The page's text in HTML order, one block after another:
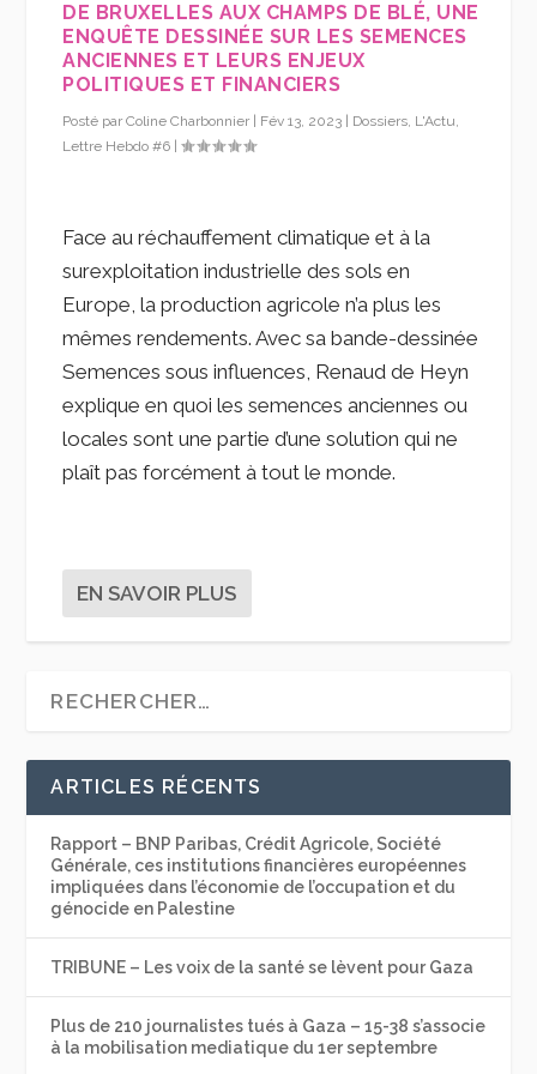
DE BRUXELLES AUX CHAMPS DE BLÉ, UNE
ENQUÊTE DESSINÉE SUR LES SEMENCES
ANCIENNES ET LEURS ENJEUX
POLITIQUES ET FINANCIERS
Posté parColine Charbonnier | Fév 13, 2023 | Dossiers L'Actu
Lettre Hebdo #6 |
Face au réchauffement climatique et à la
surexploitation industrielle des sols en
Europe, la production agricole n’a plus les
mêmes rendements. Avec sa bande-dessinée
Semences sous influences, Renaud de Heyn
explique en quoi les semences anciennes ou
locales sont une partie d’une solution qui ne
plaît pas forcément à tout le monde.
EN SAVOIR PLUS
ARTICLES RÉCENTS
Rapport – BNP Paribas, Crédit Agricole, Société
Générale, ces institutions financières européennes
impliquées dans l’économie de l’occupation et du
génocide en Palestine
TRIBUNE – Les voix de la santé se lèvent pour Gaza
Plus de 210 journalistes tués à Gaza – 15-38 s’associe
à la mobilisation mediatique du 1er septembre